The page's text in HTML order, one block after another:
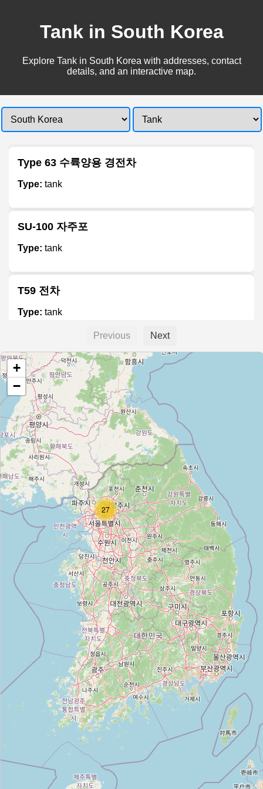
Tank in South Korea
Explore Tank in South Korea with addresses, contact
details, and an interactive map.
Type 63 수륙양용 경전차
Type: tank
SU-100 자주포
Type: tank
T59 전차
Type: tank
M107 157mm 자주포
Type:tank
M46 '패튼' 전차
Type:tank
M110 8인치 자주포
Type:tank
M36 전차
Type: tank
M48A2C '패튼' 전차
Type:tank
M47 '패튼' 전차
tank
M56 스콜피온 자주포
tank
Previous Next
27
+
−